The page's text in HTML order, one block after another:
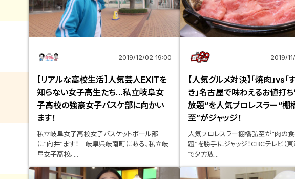
2019/12/02 19:00
【リアルな高校生活】人気芸人EXITを
知らない女子高生たち…私立岐阜女
子高校の強豪女子バスケ部に向かい
ます！
私立岐阜女子高校女子バスケットボール部
に“向井”ます！ 岐阜県岐南町にある、私立岐
阜女子高校。...
2019/
【人気グルメ対決】「焼肉」vs「
き」名古屋で味わえるお値打
放題“を人気プロレスラー“棚
至”がジャッジ！
人気プロレスラー棚橋弘至が“肉の
題”を勝手にジャッジ！CBCテレビ（東
で夕方放...